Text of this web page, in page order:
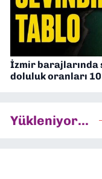
İzmir barajlarında
doluluk oranları
Yükleniyor...